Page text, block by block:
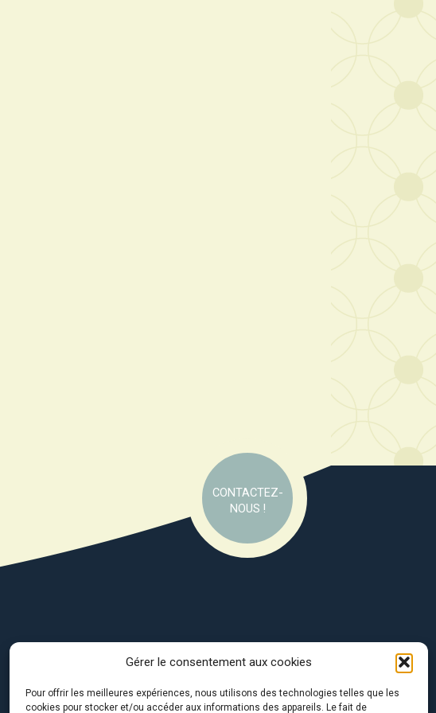
Gérer le consentement aux cookies
Pour offrir les meilleures expériences, nous utilisons des technologies telles que les
cookies pour stocker et/ou accéder aux informations des appareils. Le fait de
CONTACTEZ-
NOUS !
Avec le soutien de :